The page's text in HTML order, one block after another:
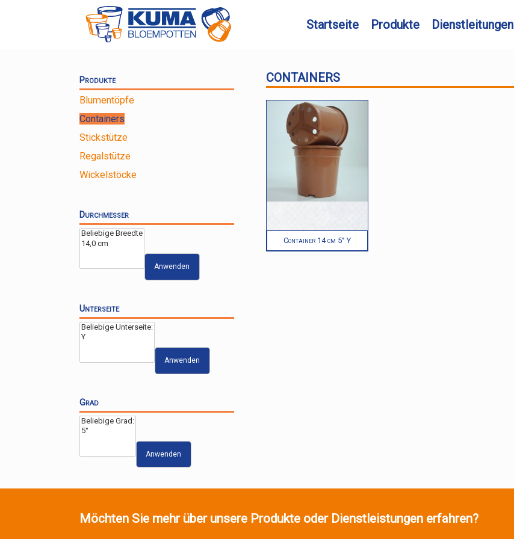
Startseite Produkte Dienstleitungen
CONTAINERS
Container 14 cm 5° Y
Produkte
Blumentöpfe
Containers
Stickstütze
Regalstütze
Wickelstöcke
Durchmesser
Anwenden
Unterseite
Anwenden
Grad
Anwenden
Möchten Sie mehr über unsere Produkte oder Dienstleistungen erfahren?